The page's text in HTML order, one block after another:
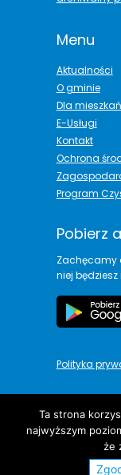
Menu
Aktualności
O gminie
Dla
E-Usługi
Kontakt
Ochrona
Program
Pobierz
Zachęcamy
niej
Polityka
Ta strona
najwyższym
że